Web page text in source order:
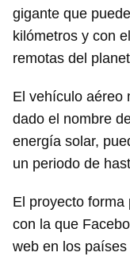
gigante que
kilómetros y con
remotas del
El vehículo aéreo
dado el nombre
energía solar,
un periodo de
El proyecto forma
con la que
web en los